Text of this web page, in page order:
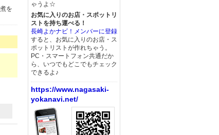
を
ゃうよ☆
お気に入りのお店・スポットリ
ストを持ち運べる！
長崎よかナビ！メンバーに登録
すると、お気に入りのお店・ス
ポットリストが作れちゃう。
PC・スマートフォン共通だか
ら、いつでもどこでもチェック
できるよ♪
https://www.nagasaki-
yokanavi.net/